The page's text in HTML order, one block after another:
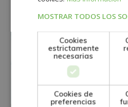
Máster en Dirección de
MOSTRAR TODOS LOS
Cookies
estrictamente
necesarias
Cookies de
preferencias